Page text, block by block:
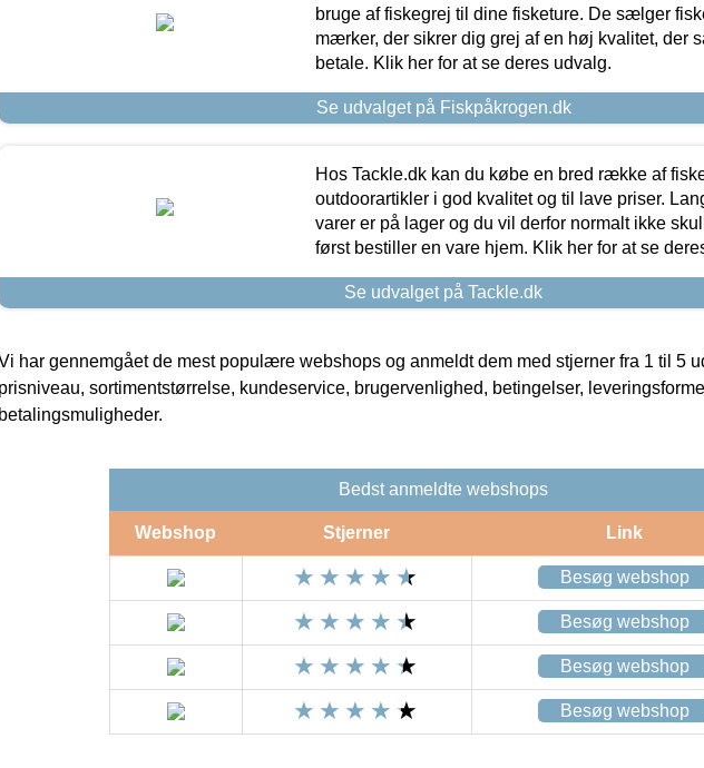
bruge af fiskegrej til dine fisketure. De sælger
mærker, der sikrer dig grej af en høj kvalitet, der
betale. Klik her for at se deres udvalg.
Se udvalget på Fiskpåkrogen.dk
Hos Tackle.dk kan du købe en bred række af
outdoorartikler i god kvalitet og til lave priser.
varer er på lager og du vil derfor normalt ikke
først bestiller en vare hjem. Klik her for at se
Se udvalget på Tackle.dk
har gennemgået de mest populære webshops og anmeldt dem med stjerner fra 1 til 5
prisniveau, sortimentstørrelse, kundeservice, brugervenlighed, betingelser,
betalingsmuligheder.
Bedst anmeldte webshops
Webshop Stjerner Link
Besøg webshop
Besøg webshop
Besøg webshop
Besøg webshop